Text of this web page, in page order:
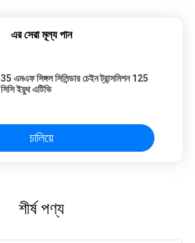
এর সেরা মূল্য পান
35 এমএফ সিঙ্গল সিলিন্ডার চেইন ট্রান্সমিশন 125
সিসি ইয়ুথ এটিভি
চালিয়ে
শীর্ষ পণ্য